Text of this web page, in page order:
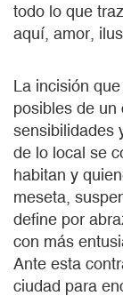
todo lo que
aquí, amor,
La incisión
posibles de un
sensibilidades
de lo local se
habitan y
meseta,
define por
con más
Ante esta
ciudad para